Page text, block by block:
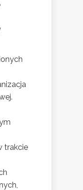
trakcie